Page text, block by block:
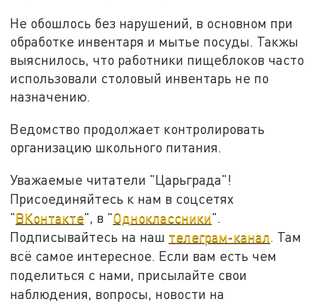
Не обошлось без нарушений, в основном при
обработке инвентаря и мытье посуды. Такжы
выяснилось, что работники пищеблоков часто
использовали столовый инвентарь не по
назначению.
Ведомство продолжает контролировать
организацию школьного питания.
Уважаемые читатели "Царьграда"!
Присоединяйтесь к нам в соцсетях
"ВКонтакте", в "Одноклассники".
Подписывайтесь на наш телеграм-канал. Там
всё самое интересное. Если вам есть чем
поделиться с нами, присылайте свои
наблюдения, вопросы, новости на